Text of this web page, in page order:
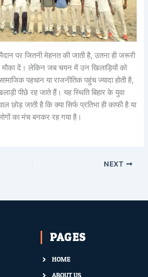
पर जितनी मेहनत की जाती है, उतना ही जरूरी
मौका दें। लेकिन जब चयन में उन खिलाड़ियों को
पहचान या राजनीतिक पहुंच ज्यादा होती है,
पीछे रह जाते हैं। यह स्थिति बिहार के युवा
छोड़ जाती है कि क्या सिर्फ प्रतिभा ही काफी है या
का मंच बनकर रह गया है।
NEXT
PAGES
HOME